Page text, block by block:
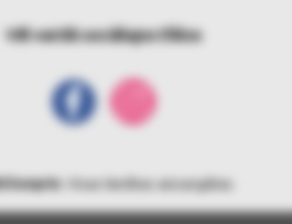
Vēl vairāk sociālajos tīklos
bonprix . Visas tiesības aizsargātas.